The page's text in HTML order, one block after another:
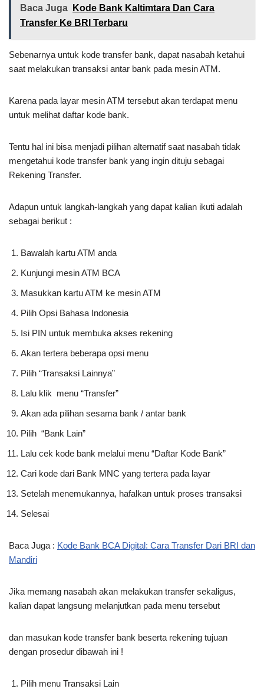
Baca Juga
Kode Bank Kaltimtara Dan Cara
Transfer Ke BRI Terbaru
Sebenarnya untuk kode transfer bank, dapat nasabah ketahui
saat melakukan transaksi antar bank pada mesin ATM.
Karena pada layar mesin ATM tersebut akan terdapat menu
untuk melihat daftar kode bank.
Tentu hal ini bisa menjadi pilihan alternatif saat nasabah tidak
mengetahui kode transfer bank yang ingin dituju sebagai
Rekening Transfer.
Adapun untuk langkah-langkah yang dapat kalian ikuti adalah
sebagai berikut :
Bawalah kartu ATM anda
Kunjungi mesin ATM BCA
Masukkan kartu ATM ke mesin ATM
Pilih Opsi Bahasa Indonesia
Isi PIN untuk membuka akses rekening
Akan tertera beberapa opsi menu
Pilih “Transaksi Lainnya”
Lalu klik menu “Transfer”
Akan ada pilihan sesama bank / antar bank
Pilih “Bank Lain”
Lalu cek kode bank melalui menu “Daftar Kode Bank”
Cari kode dari Bank MNC yang tertera pada layar
Setelah menemukannya, hafalkan untuk proses transaksi
Selesai
Baca Juga : Kode Bank BCA Digital: Cara Transfer Dari BRI dan
Mandiri
Jika memang nasabah akan melakukan transfer sekaligus,
kalian dapat langsung melanjutkan pada menu tersebut
dan masukan kode transfer bank beserta rekening tujuan
dengan prosedur dibawah ini !
Pilih menu Transaksi Lain